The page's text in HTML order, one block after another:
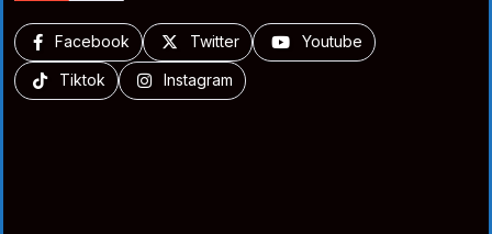
Facebook Twitter Youtube
Tiktok Instagram